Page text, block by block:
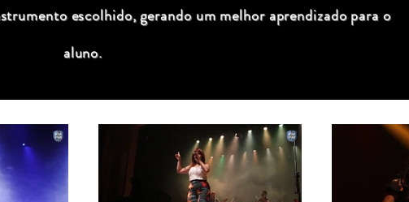
escolhido, gerando um melhor aprendizado para o
aluno.